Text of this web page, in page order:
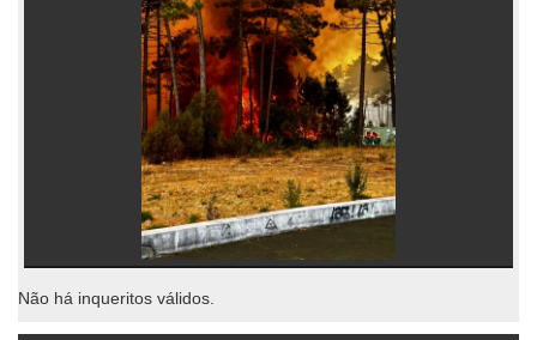
Não há inqueritos válidos.